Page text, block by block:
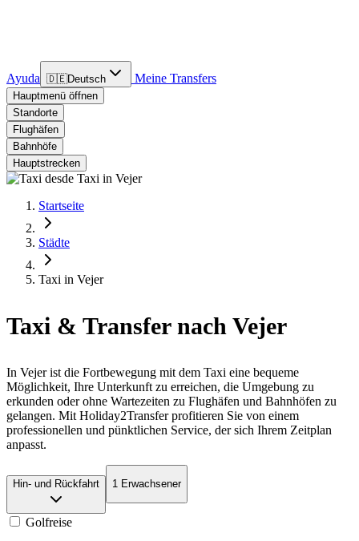
Ayuda 🇩🇪Deutsch Meine Transfers
Hauptmenü öffnen
Standorte
Flughäfen
Bahnhöfe
Hauptstrecken
Startseite
Städte
Taxi in Vejer
Taxi & Transfer nach Vejer
In Vejer ist die Fortbewegung mit dem Taxi eine bequeme
Möglichkeit, Ihre Unterkunft zu erreichen, die Umgebung zu
erkunden oder ohne Wartezeiten zu Flughäfen und Bahnhöfen zu
gelangen. Mit Holiday2Transfer profitieren Sie von einem
professionellen und pünktlichen Service, der sich Ihrem Zeitplan
anpasst.
Hin- und Rückfahrt 1 Erwachsener
Golfreise